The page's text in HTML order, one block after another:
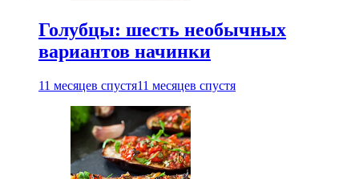
Голубцы: шесть необычных
вариантов начинки
11 месяцев спустя11 месяцев спустя